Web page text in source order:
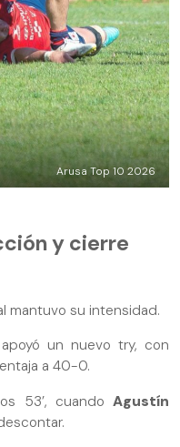
Arusa Top 10 2026
y cierre
mantuvo su intensidad.
apoyó un nuevo try, con
a 40-0.
53’, cuando Agustín